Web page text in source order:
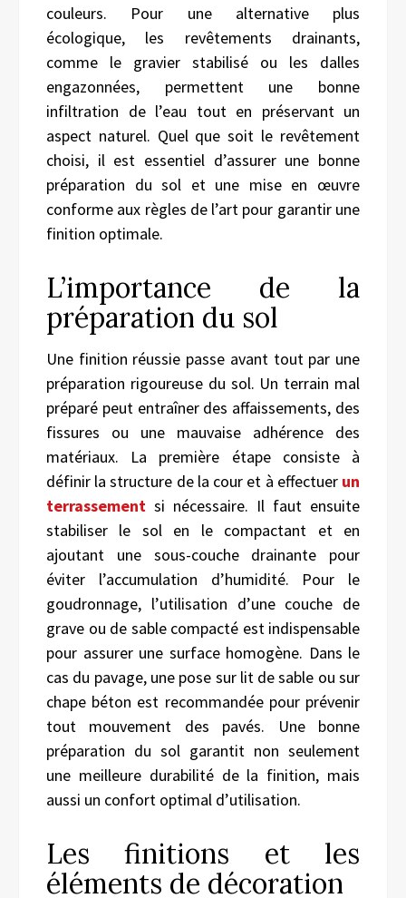
couleurs. Pour une alternative plus
écologique, les revêtements drainants,
comme le gravier stabilisé ou les dalles
engazonnées, permettent une bonne
infiltration de l’eau tout en préservant un
aspect naturel. Quel que soit le revêtement
choisi, il est essentiel d’assurer une bonne
préparation du sol et une mise en œuvre
conforme aux règles de l’art pour garantir une
finition optimale.
L’importance de la
préparation du sol
Une finition réussie passe avant tout par une
préparation rigoureuse du sol. Un terrain mal
préparé peut entraîner des affaissements, des
fissures ou une mauvaise adhérence des
matériaux. La première étape consiste à
définir la structure de la cour et à effectuer un
terrassement si nécessaire. Il faut ensuite
stabiliser le sol en le compactant et en
ajoutant une sous-couche drainante pour
éviter l’accumulation d’humidité. Pour le
goudronnage, l’utilisation d’une couche de
grave ou de sable compacté est indispensable
pour assurer une surface homogène. Dans le
cas du pavage, une pose sur lit de sable ou sur
chape béton est recommandée pour prévenir
tout mouvement des pavés. Une bonne
préparation du sol garantit non seulement
une meilleure durabilité de la finition, mais
aussi un confort optimal d’utilisation.
Les finitions et les
éléments de décoration